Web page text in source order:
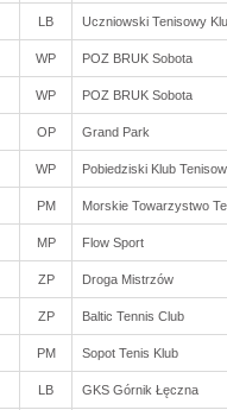
LB Uczniowski Tenisowy
WP POZ BRUK Sobota
WP POZ BRUK Sobota
OP Grand Park
WP Pobiedziski Klub
PM Morskie Towarzystwo
MP Flow Sport
ZP Droga Mistrzów
ZP Baltic Tennis Club
PM Sopot Tenis Klub
LB GKS Górnik Łęczna